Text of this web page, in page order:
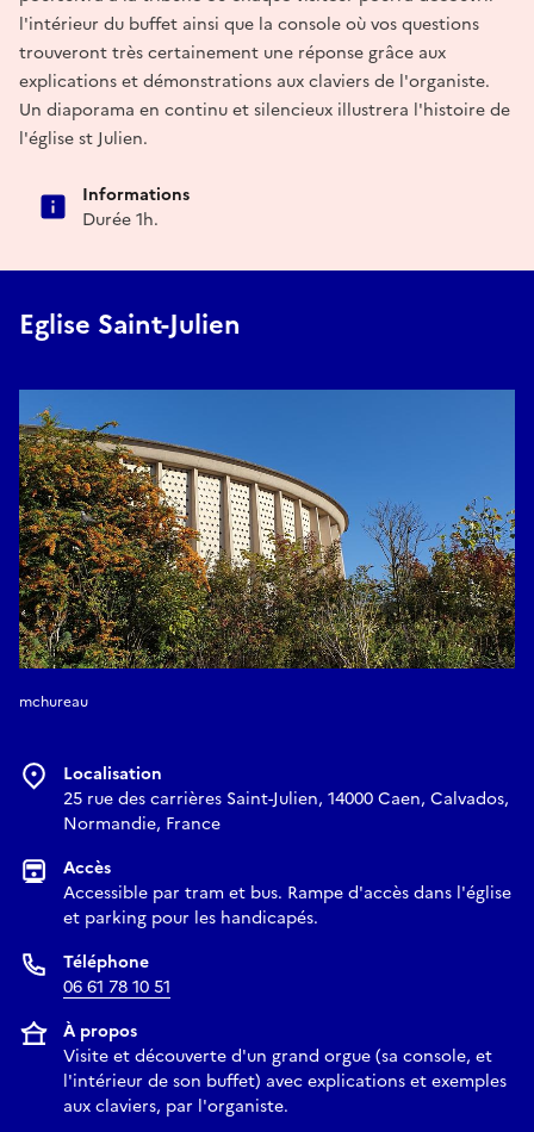
l'intérieur du buffet ainsi que la console où vos questions
trouveront très certainement une réponse grâce aux
explications et démonstrations aux claviers de l'organiste.
Un diaporama en continu et silencieux illustrera l'histoire de
l'église st Julien.
Informations
Durée 1h.
Eglise Saint-Julien
mchureau
Localisation
25 rue des carrières Saint-Julien, 14000 Caen, Calvados,
Normandie, France
Accès
Accessible par tram et bus. Rampe d'accès dans l'église
et parking pour les handicapés.
Téléphone
06 61 78 10 51
À propos
Visite et découverte d'un grand orgue (sa console, et
l'intérieur de son buffet) avec explications et exemples
aux claviers, par l'organiste.